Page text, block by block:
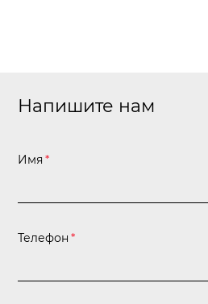
Напишите нам
Имя *
Телефон *